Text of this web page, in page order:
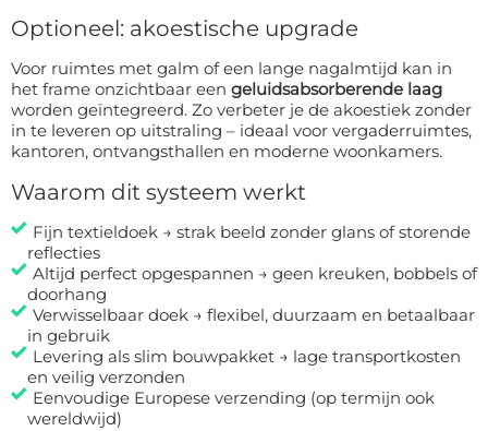
Optioneel: akoestische upgrade
Voor ruimtes met galm of een lange nagalmtijd kan in
het frame onzichtbaar een geluidsabsorberende laag
worden geïntegreerd. Zo verbeter je de akoestiek zonder
in te leveren op uitstraling – ideaal voor vergaderruimtes,
kantoren, ontvangsthallen en moderne woonkamers.
Waarom dit systeem werkt
Fijn textieldoek → strak beeld zonder glans of storende
reflecties
Altijd perfect opgespannen → geen kreuken, bobbels of
doorhang
Verwisselbaar doek → flexibel, duurzaam en betaalbaar
in gebruik
Levering als slim bouwpakket → lage transportkosten
en veilig verzonden
Eenvoudige Europese verzending (op termijn ook
wereldwijd)